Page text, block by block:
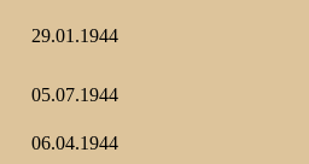
29.01.1944
05.07.1944
06.04.1944